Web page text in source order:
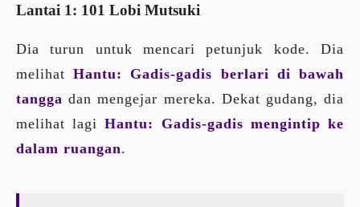
Lantai 1: 101 Lobi Mutsuki
Dia turun untuk mencari petunjuk kode. Dia
melihatHantu: Gadis-gadis berlari di bawah
tangga dan mengejar mereka. Dekat gudang, dia
melihat lagiHantu: Gadis-gadis mengintip ke
dalam ruangan.